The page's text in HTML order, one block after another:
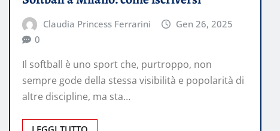
Claudia Princess Ferrarini
Gen 26, 2025
0
Il softball è uno sport che, purtroppo, non
sempre gode della stessa visibilità e popolarità di
altre discipline, ma sta…